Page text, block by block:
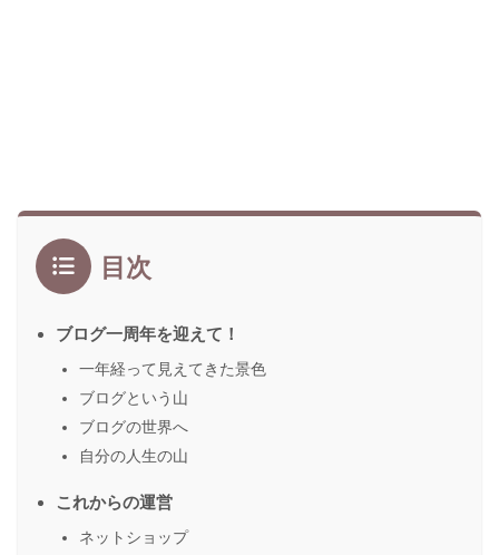
目次
ブログ一周年を迎えて！
一年経って見えてきた景色
ブログという山
ブログの世界へ
自分の人生の山
これからの運営
ネットショップ